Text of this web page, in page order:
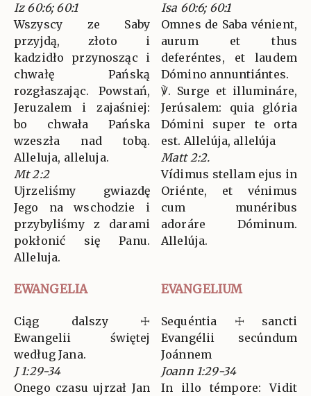
Iz 60:6; 60:1
Wszyscy ze Saby
przyjdą, złoto i
kadzidło przynosząc i
chwałę Pańską
rozgłaszając. Powstań,
Jeruzalem i zajaśniej:
bo chwała Pańska
wzeszła nad tobą.
Alleluja, alleluja.
Mt 2:2
Ujrzeliśmy gwiazdę
Jego na wschodzie i
przybyliśmy z darami
pokłonić się Panu.
Alleluja.
Isa 60:6; 60:1
Omnes de Saba vénient,
aurum et thus
deferéntes, et laudem
Dómino annuntiántes.
℣. Surge et illumináre,
Jerúsalem: quia glória
Dómini super te orta
est. Allelúja, allelúja
Matt 2:2.
Vídimus stellam ejus in
Oriénte, et vénimus
cum munéribus
adoráre Dóminum.
Allelúja.
EWANGELIA EVANGELIUM
Ciąg dalszy ☩
Ewangelii świętej
według Jana.
J 1:29-34
Onego czasu ujrzał Jan
Sequéntia ☩ sancti
Evangélii secúndum
Joánnem
Joann 1:29-34
In illo témpore: Vidit